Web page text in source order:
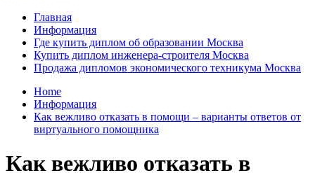
Главная
Информация
Где купить диплом об образовании Москва
Купить диплом инженера-строителя Москва
Продажа дипломов экономического техникума Москва
Home
Информация
Как вежливо отказать в помощи – варианты ответов от
виртуального помощника
Как вежливо отказать в